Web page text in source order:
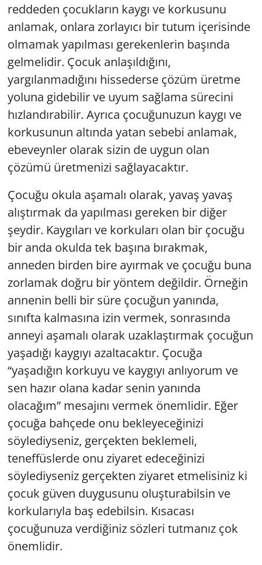
reddeden çocukların kaygı ve korkusunu
anlamak, onlara zorlayıcı bir tutum içerisinde
olmamak yapılması gerekenlerin başında
gelmelidir. Çocuk anlaşıldığını,
yargılanmadığını hissederse çözüm üretme
yoluna gidebilir ve uyum sağlama sürecini
hızlandırabilir. Ayrıca çocuğunuzun kaygı ve
korkusunun altında yatan sebebi anlamak,
ebeveynler olarak sizin de uygun olan
çözümü üretmenizi sağlayacaktır.
Çocuğu okula aşamalı olarak, yavaş yavaş
alıştırmak da yapılması gereken bir diğer
şeydir. Kaygıları ve korkuları olan bir çocuğu
bir anda okulda tek başına bırakmak,
anneden birden bire ayırmak ve çocuğu buna
zorlamak doğru bir yöntem değildir. Örneğin
annenin belli bir süre çocuğun yanında,
sınıfta kalmasına izin vermek, sonrasında
anneyi aşamalı olarak uzaklaştırmak çocuğun
yaşadığı kaygıyı azaltacaktır. Çocuğa
“yaşadığın korkuyu ve kaygıyı anlıyorum ve
sen hazır olana kadar senin yanında
olacağım” mesajını vermek önemlidir. Eğer
çocuğa bahçede onu bekleyeceğinizi
söylediyseniz, gerçekten beklemeli,
teneffüslerde onu ziyaret edeceğinizi
söylediyseniz gerçekten ziyaret etmelisiniz ki
çocuk güven duygusunu oluşturabilsin ve
korkularıyla baş edebilsin. Kısacası
çocuğunuza verdiğiniz sözleri tutmanız çok
önemlidir.